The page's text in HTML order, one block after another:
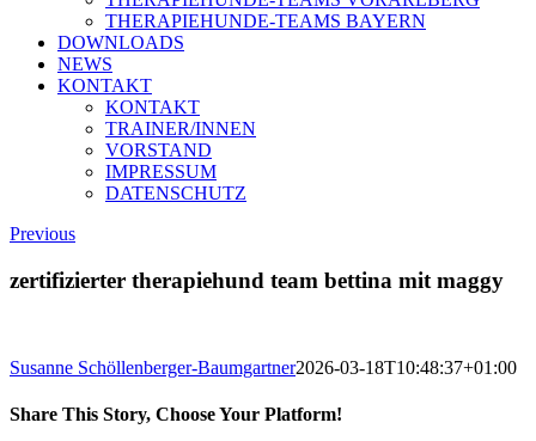
THERAPIEHUNDE-TEAMS BAYERN
DOWNLOADS
NEWS
KONTAKT
KONTAKT
TRAINER/INNEN
VORSTAND
IMPRESSUM
DATENSCHUTZ
Previous
zertifizierter therapiehund team bettina mit maggy
Susanne Schöllenberger-Baumgartner2026-03-18T10:48:37+01:00
Share This Story, Choose Your Platform!